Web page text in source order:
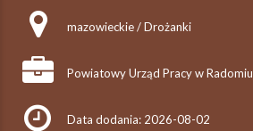
mazowieckie / Drożanki
Powiatowy Urząd Pracy w Radomiu
Data dodania: 2026-08-02